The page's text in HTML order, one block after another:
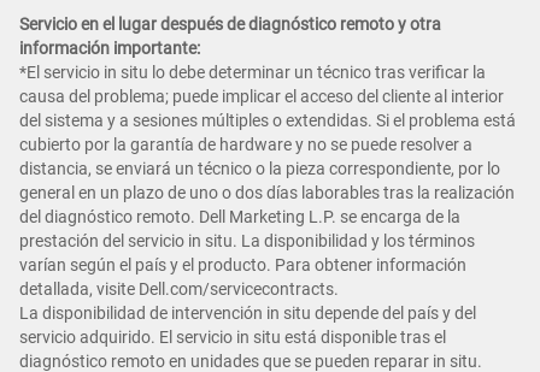
Servicio en el lugar después de diagnóstico remoto y otra
información importante:
*El servicio in situ lo debe determinar un técnico tras verificar la
causa del problema; puede implicar el acceso del cliente al interior
del sistema y a sesiones múltiples o extendidas. Si el problema está
cubierto por la garantía de hardware y no se puede resolver a
distancia, se enviará un técnico o la pieza correspondiente, por lo
general en un plazo de uno o dos días laborables tras la realización
del diagnóstico remoto. Dell Marketing L.P. se encarga de la
prestación del servicio in situ. La disponibilidad y los términos
varían según el país y el producto. Para obtener información
detallada, visite Dell.com/servicecontracts.
La disponibilidad de intervención in situ depende del país y del
servicio adquirido. El servicio in situ está disponible tras el
diagnóstico remoto en unidades que se pueden reparar in situ.